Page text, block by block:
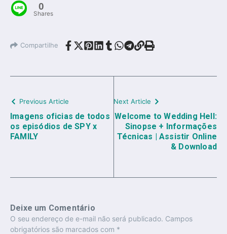
0
Shares
Compartilhe
Previous Article
Imagens oficias de todos
os episódios de SPY x
FAMILY
Next Article
Welcome to Wedding Hell:
Sinopse + Informações
Técnicas | Assistir Online
& Download
Deixe um Comentário
O seu endereço de e-mail não será publicado. Campos
obrigatórios são marcados com *